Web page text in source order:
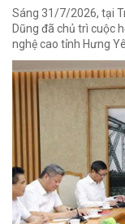
Sáng 31/7/2026, tại
Dũng đã chủ trì cuộc
nghệ cao tỉnh Hưng